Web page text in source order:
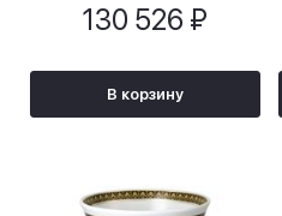
130 526 ₽
В корзину